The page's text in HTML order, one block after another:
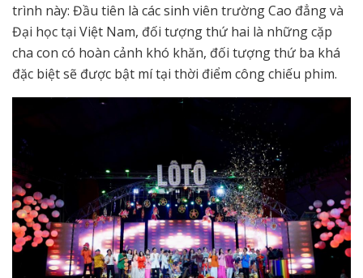
trình này: Đầu tiên là các sinh viên trường Cao đẳng và
Đại học tại Việt Nam, đối tượng thứ hai là những cặp
cha con có hoàn cảnh khó khăn, đối tượng thứ ba khá
đặc biệt sẽ được bật mí tại thời điểm công chiếu phim.